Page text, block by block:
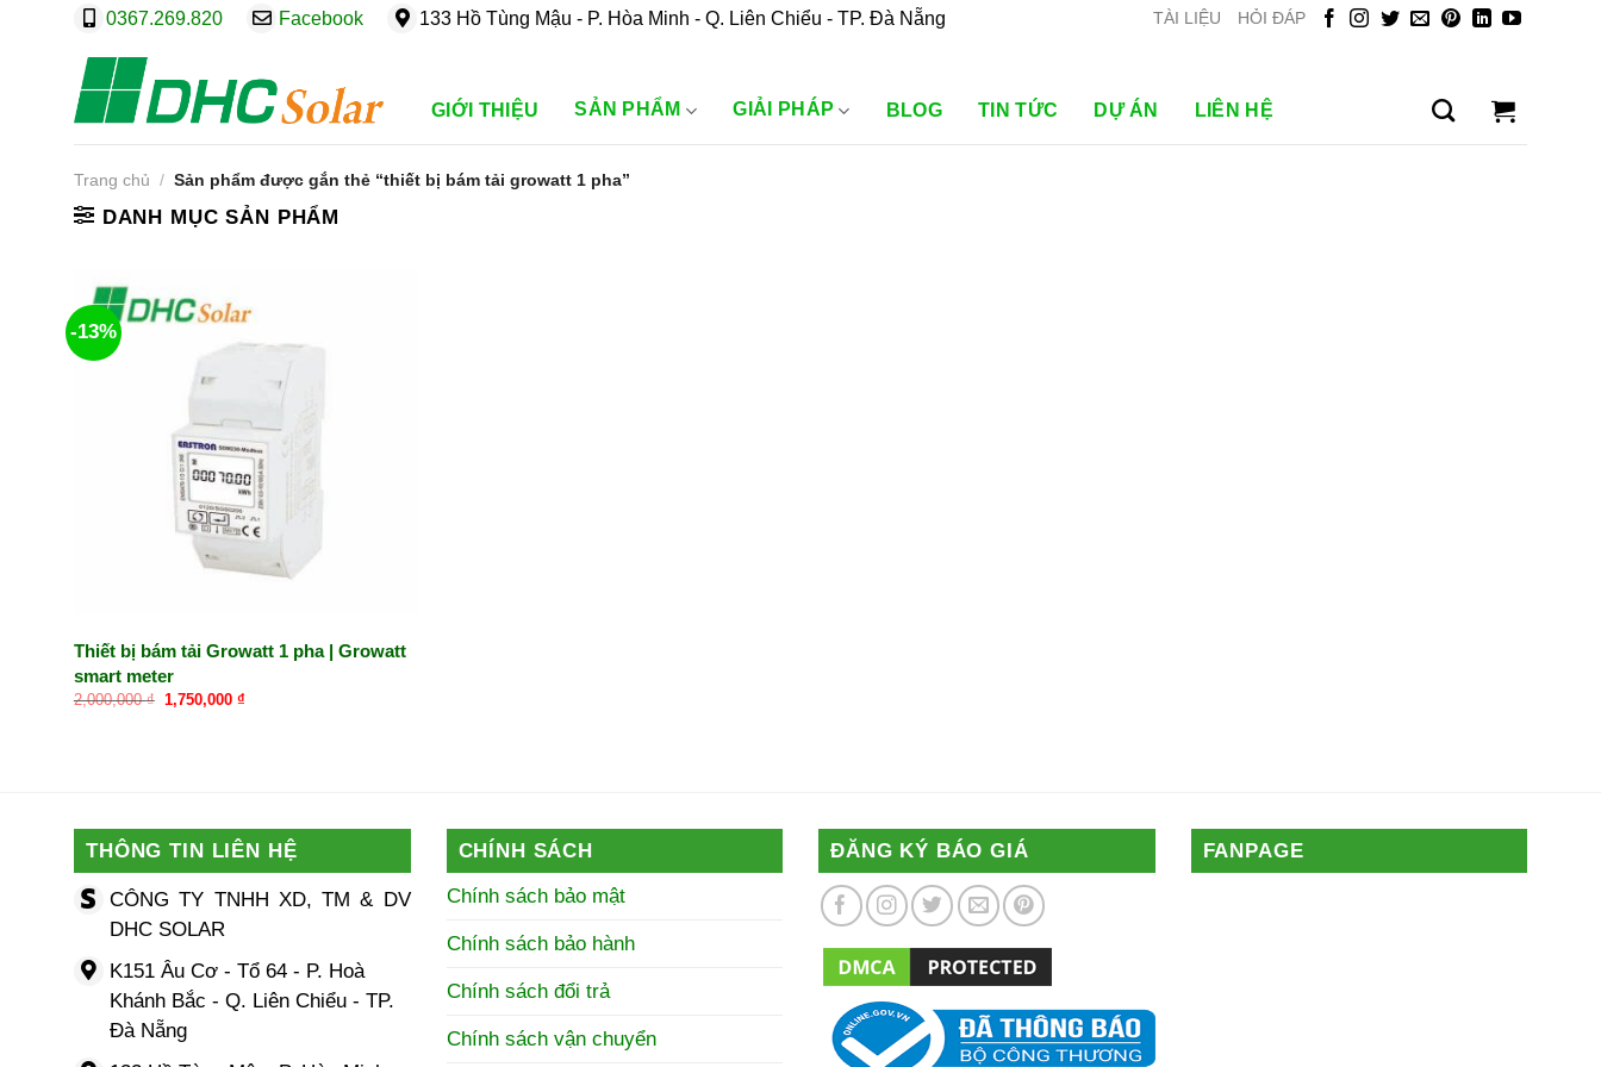
0367.269.820 Facebook 133 Hồ Tùng Mậu - P. Hòa Minh - Q. Liên Chiểu - TP. Đà Nẵng TÀI LIỆU HỎI ĐÁP
GIỚI THIỆU SẢN PHẨM GIẢI PHÁP BLOG TIN TỨC DỰ ÁN LIÊN HỆ
Trang chủ / Sản phẩm được gắn thẻ “thiết bị bám tải growatt 1 pha”
DANH MỤC SẢN PHẨM
-13%
Thiết bị bám tải Growatt 1 pha | Growatt
smart meter
2,000,000₫ Giá
1,750,000 ₫Giá
THÔNG TIN LIÊN HỆ
CÔNG TY TNHH XD, TM & DV
DHC SOLAR
K151 Âu Cơ - Tổ 64 - P. Hoà
Khánh Bắc - Q. Liên Chiểu - TP.
Đà Nẵng
CHÍNH SÁCH
Chính sách bảo mật
Chính sách bảo hành
Chính sách đổi trả
Chính sách vận chuyển
ĐĂNG KÝ BÁO GIÁ FANPAGE